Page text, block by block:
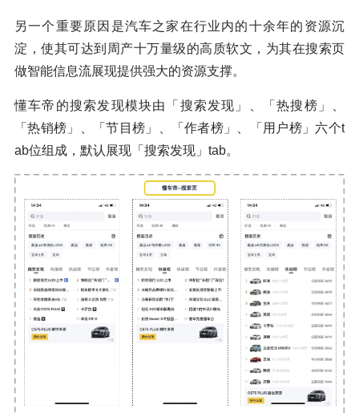
另一个重要原因是汽车之家在行业内的十余年的资源沉
淀，使其可达到周产十万量级的高质软文，为其在搜索页
做智能信息流展现提供强大的资源支撑。
懂车帝的搜索发现模块由「搜索发现」、「热搜榜」、
「热销榜」、「节目榜」、「作者榜」、「用户榜」六个t
ab位组成，默认展现「搜索发现」tab。